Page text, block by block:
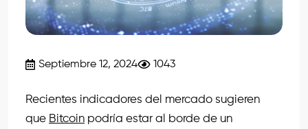
Septiembre 12, 2024 1043
Recientes indicadores del mercado sugieren
que Bitcoin podría estar al borde de un